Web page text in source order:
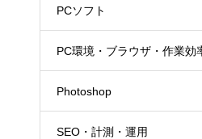
PCソフト
PC環境・ブラウザ・作業効
Photoshop
SEO・計測・運用